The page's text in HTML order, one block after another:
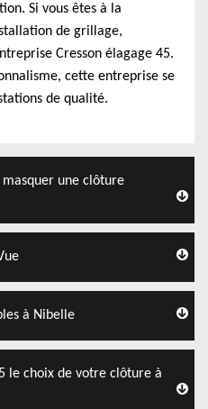
Si vous êtes à la
de grillage,
Cresson élagage 45.
cette entreprise se
de qualité.
une clôture
à Nibelle
le choix de votre clôture à